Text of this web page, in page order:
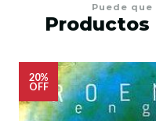
Puede
Productos
20%
OFF